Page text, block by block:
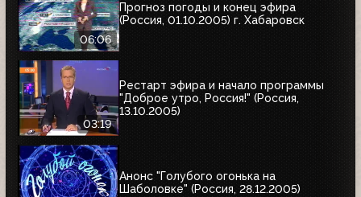
06:06
Прогноз погоды и конец эфира
(Россия, 01.10.2005) г. Хабаровск
03:19
Рестарт эфира и начало программы
"Доброе утро, Россия!" (Россия,
13.10.2005)
Анонс "Голубого огонька на
Шаболовке" (Россия, 28.12.2005)